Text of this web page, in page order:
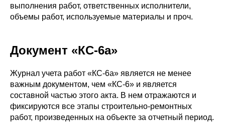
выполнения работ, ответственных исполнители,
объемы работ, используемые материалы и проч.
Документ «КС-6а»
Журнал учета работ «КС-6а» является не менее
важным документом, чем «КС-6» и является
составной частью этого акта. В нем отражаются и
фиксируются все этапы строительно-ремонтных
работ, произведенных на объекте за отчетный период.